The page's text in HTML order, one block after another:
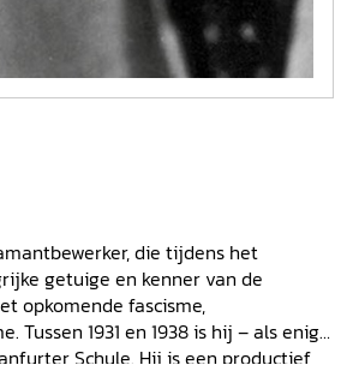
die tijdens het
getuige en kenner van de
opkomende fascisme,
1931 en 1938 is hij – als enige
Schule. Hij is een productief